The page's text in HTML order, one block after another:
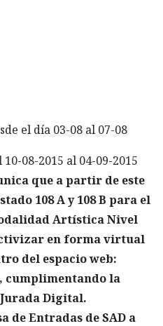
el día 03-08 al 07-08
08-2015 al 04-09-2015
que a partir de este
108 A y 108 B para el
Artística Nivel
en forma virtual
del espacio web:
cumplimentando la
Digital.
de Entradas de SAD a